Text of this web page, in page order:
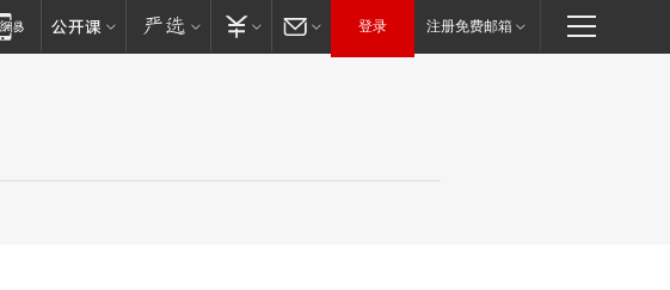
登录 注册免费邮箱